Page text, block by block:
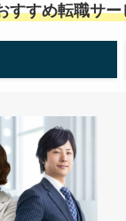
すすめ転職サ